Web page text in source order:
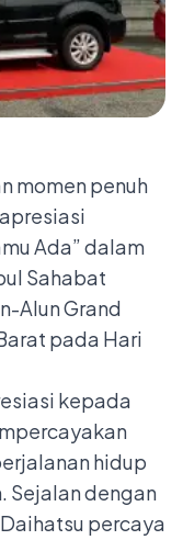
momen penuh
Ada” dalam
Sahabat
Alun Grand
pada Hari
kepada
hidup
Sejalan dengan
percaya